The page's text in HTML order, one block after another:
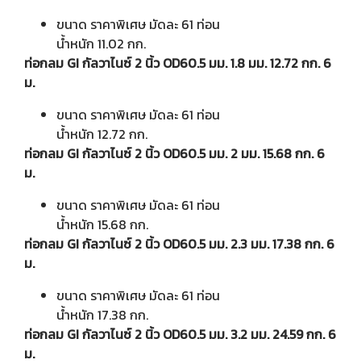
ขนาด ราคาพิเศษ มัดละ 61 ท่อน
น้ำหนัก 11.02 กก.
ท่อกลม GI กัลวาไนซ์ 2 นิ้ว OD60.5 มม. 1.8 มม. 12.72 กก. 6
ม.
ขนาด ราคาพิเศษ มัดละ 61 ท่อน
น้ำหนัก 12.72 กก.
ท่อกลม GI กัลวาไนซ์ 2 นิ้ว OD60.5 มม. 2 มม. 15.68 กก. 6
ม.
ขนาด ราคาพิเศษ มัดละ 61 ท่อน
น้ำหนัก 15.68 กก.
ท่อกลม GI กัลวาไนซ์ 2 นิ้ว OD60.5 มม. 2.3 มม. 17.38 กก. 6
ม.
ขนาด ราคาพิเศษ มัดละ 61 ท่อน
น้ำหนัก 17.38 กก.
ท่อกลม GI กัลวาไนซ์ 2 นิ้ว OD60.5 มม. 3.2 มม. 24.59 กก. 6
ม.